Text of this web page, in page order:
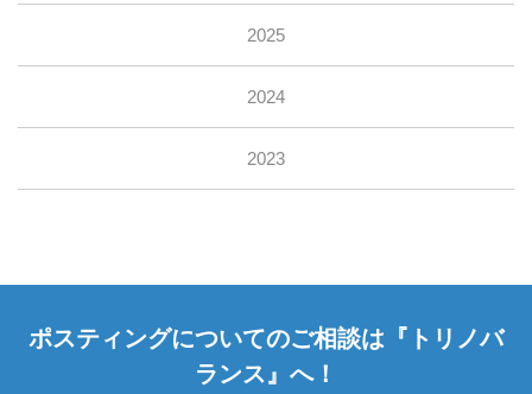
2025
2024
2023
ポスティングについてのご相談は 『トリノバ
ランス』へ！